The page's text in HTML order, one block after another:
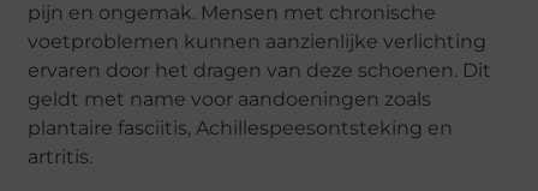
pijn en ongemak. Mensen met chronische
voetproblemen kunnen aanzienlijke verlichting
ervaren door het dragen van deze schoenen. Dit
geldt met name voor aandoeningen zoals
plantaire fasciitis, Achillespeesontsteking en
artritis.